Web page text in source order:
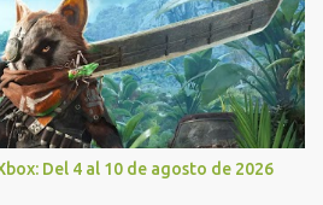
Del 4 al 10 de agosto de 2026